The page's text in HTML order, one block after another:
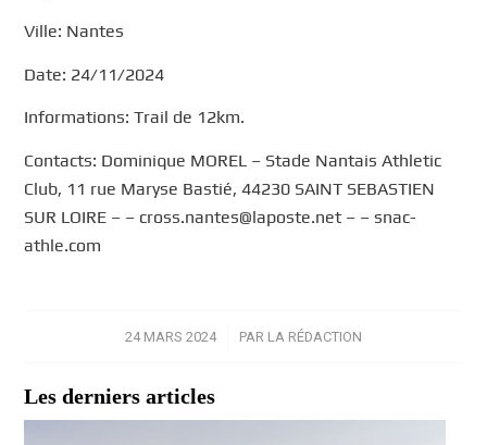
Ville: Nantes
Date: 24/11/2024
Informations: Trail de 12km.
Contacts: Dominique MOREL – Stade Nantais Athletic
Club, 11 rue Maryse Bastié, 44230 SAINT SEBASTIEN
SUR LOIRE – – cross.nantes@laposte.net – – snac-
athle.com
24 MARS 2024
/ PAR LA RÉDACTION
Les derniers articles